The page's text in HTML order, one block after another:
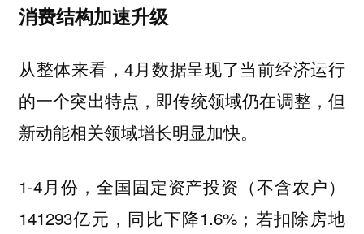
消费结构加速升级
从整体来看，4月数据呈现了当前经济运行
的一个突出特点，即传统领域仍在调整，但
新动能相关领域增长明显加快。
1-4月份，全国固定资产投资（不含农户）
141293亿元，同比下降1.6%；若扣除房地